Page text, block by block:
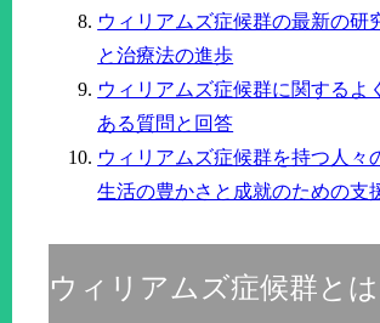
ウィリアムズ症候群の最新の研
と治療法の進歩
ウィリアムズ症候群に関するよく
ある質問と回答
ウィリアムズ症候群を持つ人々
生活の豊かさと成就のための支
ウィリアムズ症候群とは